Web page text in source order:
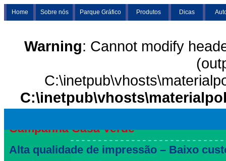
Home Sobre nós Parque Gráfico Produtos Dicas
Warning: Cannot modify
Campanha Casa Verde
Alta qualidade de impressão – Baixo